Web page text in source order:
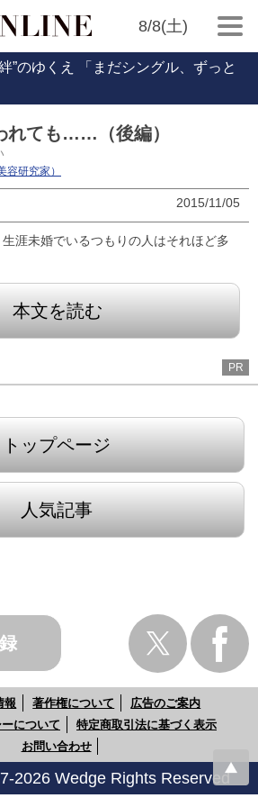
8/8(土)
”のゆくえ 「まだシングル、ずっと
れても……（後編）
容研究家）
2015/11/05
涯未婚でいるつもりの人はそれほど多
本文を読む
PR
トップページ
人気記事
報 著作権について
広告のご案内
について
特定商取引法に基づく表示
お問い合わせ
2026 Wedge Rights Reserved